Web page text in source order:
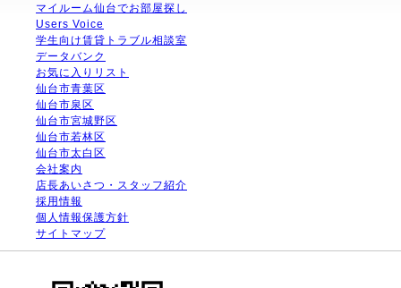
マイルーム仙台でお部屋探し
Users Voice
学生向け賃貸トラブル相談室
データバンク
お気に入りリスト
仙台市青葉区
仙台市泉区
仙台市宮城野区
仙台市若林区
仙台市太白区
会社案内
店長あいさつ・スタッフ紹介
採用情報
個人情報保護方針
サイトマップ